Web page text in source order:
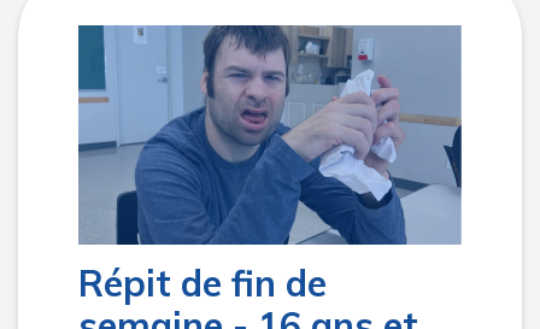
Répit de fin de